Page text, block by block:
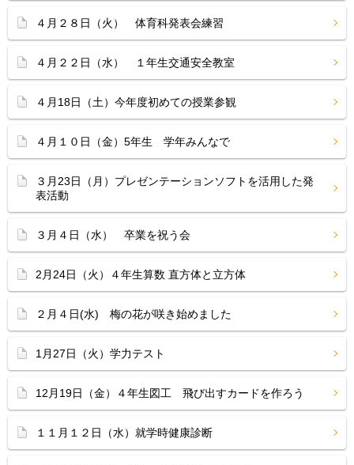
４月２８日（火） 体育科発表会練習
４月２２日（水） １年生交通安全教室
４月18日（土）今年度初めての授業参観
４月１０日（金）5年生 学年みんなで
３月23日（月）プレゼンテーションソフトを活用した発
表活動
３月４日（水） 卒業を祝う会
2月24日（火）４年生算数 直方体と立方体
２月４日(水) 梅の花が咲き始めました
1月27日（火）学力テスト
12月19日（金）４年生図工 飛び出すカードを作ろう
１１月１２日（水）就学時健康診断